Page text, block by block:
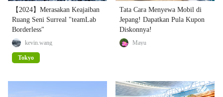
【2024】Merasakan Keajaiban
Ruang Seni Surreal "teamLab
Borderless"
kevin.wang
Tokyo
Tata Cara Menyewa Mobil di
Jepang! Dapatkan Pula Kupon
Diskonnya!
Mayu